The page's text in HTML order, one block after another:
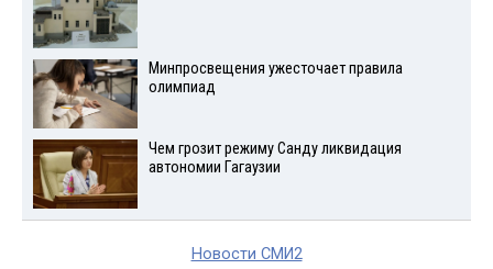
Минпросвещения ужесточает правила
олимпиад
Чем грозит режиму Санду ликвидация
автономии Гагаузии
Новости СМИ2